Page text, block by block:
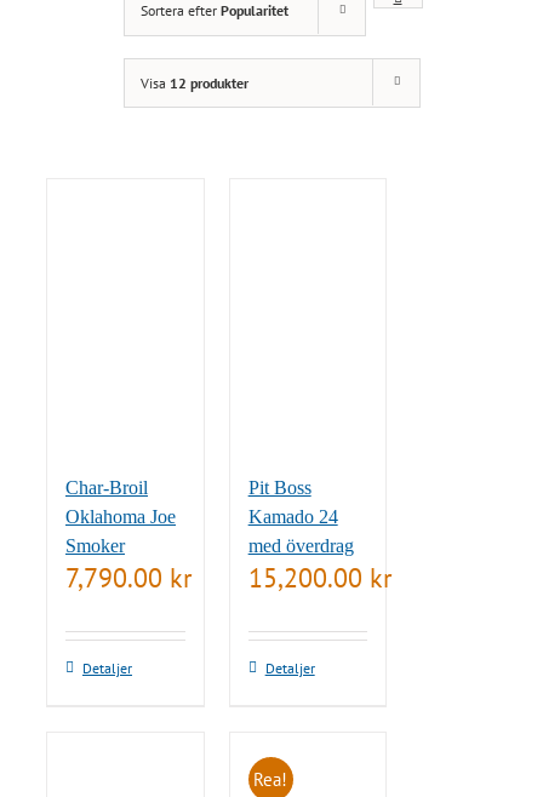
Sortera efter Popularitet
Visa 12 produkter
Char-Broil
Oklahoma Joe
Smoker
7,790.00 kr
Detaljer
Pit Boss
Kamado 24
med överdrag
15,200.00 kr
Detaljer
Rea!